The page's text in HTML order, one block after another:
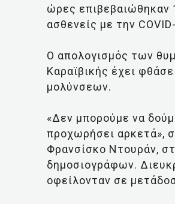
ώρες επιβεβαιώθηκαν
ασθενείς με την
Ο απολογισμός των
Καραϊβικής έχει
μολύνσεων.
«Δεν μπορούμε να
προχωρήσει αρκετά»,
Φρανσίσκο Ντουράν,
δημοσιογράφων.
οφείλονταν σε